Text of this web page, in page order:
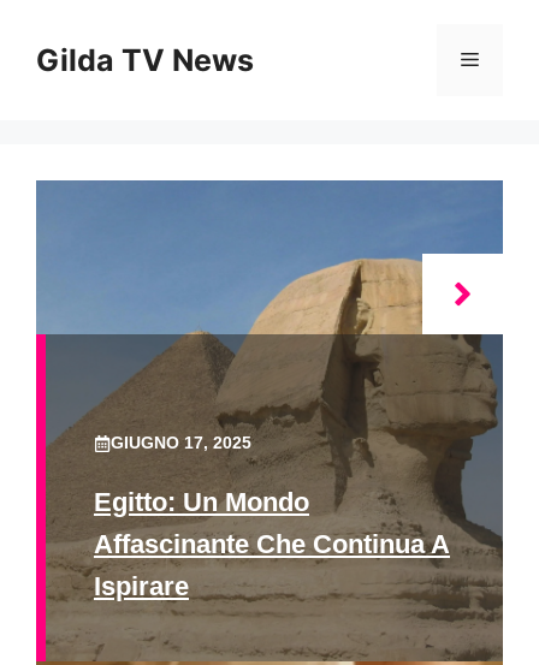
contenuto
Gilda TV News Menu
GIUGNO 17, 2025
Egitto: Un Mondo
Affascinante Che Continua A
Ispirare